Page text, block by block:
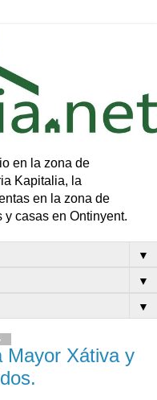
en la zona de
Kapitalia, la
en la zona de
y casas en Ontinyent.
▼
▼
▼
Mayor Xátiva y